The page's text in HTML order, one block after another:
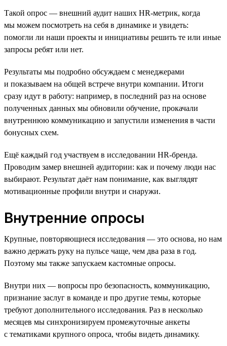
Такой опрос — внешний аудит наших HR-метрик, когда
мы можем посмотреть на себя в динамике и увидеть:
помогли ли наши проекты и инициативы решить те или иные
запросы ребят или нет.
Результаты мы подробно обсуждаем с менеджерами
и показываем на общей встрече внутри компании. Итоги
сразу идут в работу: например, в последний раз на основе
полученных данных мы обновили обучение, прокачали
внутреннюю коммуникацию и запустили изменения в части
бонусных схем.
Ещё каждый год участвуем в исследовании HR-бренда.
Проводим замер внешней аудитории: как и почему люди нас
выбирают. Результат даёт нам понимание, как выглядят
мотивационные профили внутри и снаружи.
Внутренние опросы
Крупные, повторяющиеся исследования — это основа, но нам
важно держать руку на пульсе чаще, чем два раза в год.
Поэтому мы также запускаем кастомные опросы.
Внутри них — вопросы про безопасность, коммуникацию,
признание заслуг в команде и про другие темы, которые
требуют дополнительного исследования. Раз в несколько
месяцев мы синхронизируем промежуточные анкеты
с тематиками крупного опроса, чтобы видеть динамику.